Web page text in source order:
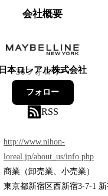
会社概要
日本ロレアル株式会社
36フォロワー
フォロー
RSS
http://www.nihon-
loreal.jp/about_us/info.php
商業（卸売業、小売業）
東京都新宿区西新宿3-7-1